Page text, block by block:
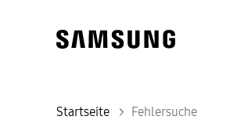
Startseite Fehlersuche